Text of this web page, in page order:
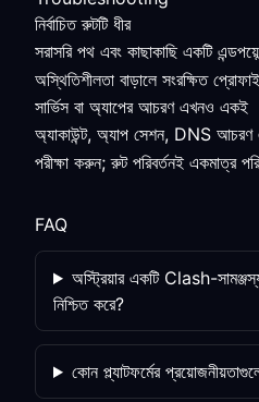
নির্বাচিত রুটটি ধীর
সরাসরি পথ এবং কাছাকাছি একটি
অস্থিতিশীলতা বাড়ালে সংরক্ষিত
সার্ভিস বা অ্যাপের আচরণ এখনও একই
অ্যাকাউন্ট, অ্যাপ সেশন, DNS আচরণ
পরীক্ষা করুন; রুট পরিবর্তনই একমাত্র
FAQ
অস্ট্রিয়ার একটি Clash-
নিশ্চিত করে?
কোন প্ল্যাটফর্মের